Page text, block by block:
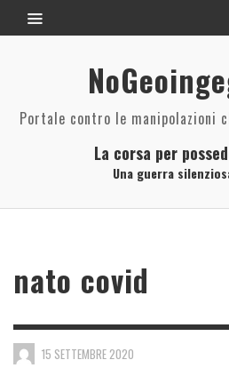
Portale contro le manipolazioni
La corsa per
Una guerra
nato covid
15 SETTEMBRE 2020